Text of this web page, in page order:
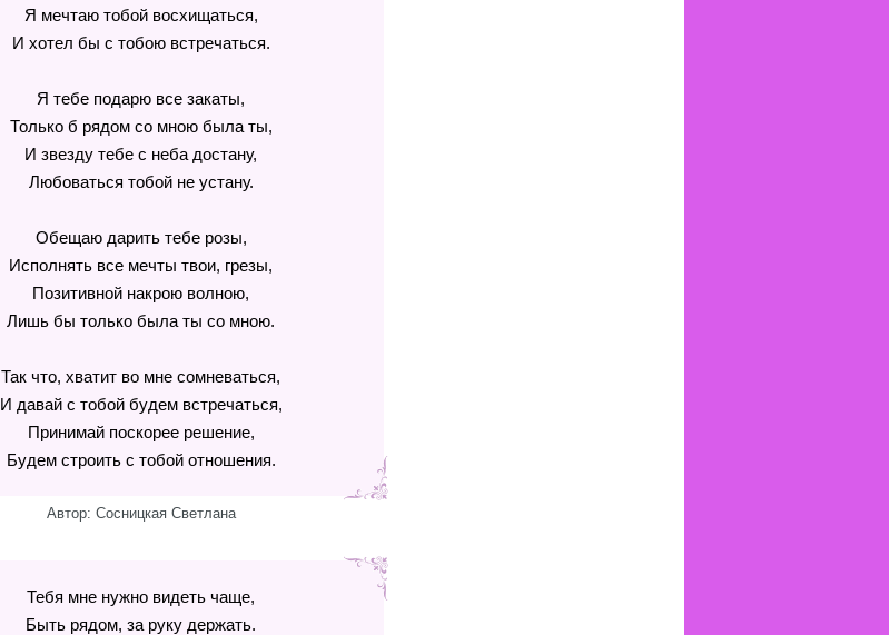
Я мечтаю тобой восхищаться,
И хотел бы с тобою встречаться.
Я тебе подарю все закаты,
Только б рядом со мною была ты,
И звезду тебе с неба достану,
Любоваться тобой не устану.
Обещаю дарить тебе розы,
Исполнять все мечты твои, грезы,
Позитивной накрою волною,
Лишь бы только была ты со мною.
Так что, хватит во мне сомневаться,
И давай с тобой будем встречаться,
Принимай поскорее решение,
Будем строить с тобой отношения.
Автор: Сосницкая Светлана
Тебя мне нужно видеть чаще,
Быть рядом, за руку держать.